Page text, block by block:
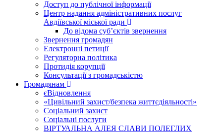
Доступ до публічної інформації
Центр надання адміністративних послуг
Авдіївської міської ради
До відома суб’єктів звернення
Звернення громадян
Електронні петиції
Регуляторна політика
Протидія корупції
Консультації з громадськістю
Громадянам
єВідновлення
«Цивільний захист/безпека життєдіяльності»
Соціальний захист
Соціальні послуги
ВІРТУАЛЬНА АЛЕЯ СЛАВИ ПОЛЕГЛИХ